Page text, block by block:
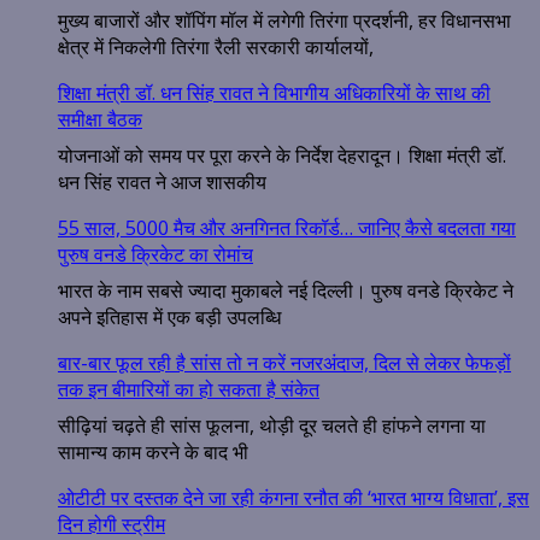
मुख्य बाजारों और शॉपिंग मॉल में लगेगी तिरंगा प्रदर्शनी, हर विधानसभा
क्षेत्र में निकलेगी तिरंगा रैली सरकारी कार्यालयों,
शिक्षा मंत्री डॉ. धन सिंह रावत ने विभागीय अधिकारियों के साथ की
समीक्षा बैठक
योजनाओं को समय पर पूरा करने के निर्देश देहरादून। शिक्षा मंत्री डॉ.
धन सिंह रावत ने आज शासकीय
55 साल, 5000 मैच और अनगिनत रिकॉर्ड… जानिए कैसे बदलता गया
पुरुष वनडे क्रिकेट का रोमांच
भारत के नाम सबसे ज्यादा मुकाबले नई दिल्ली। पुरुष वनडे क्रिकेट ने
अपने इतिहास में एक बड़ी उपलब्धि
बार-बार फूल रही है सांस तो न करें नजरअंदाज, दिल से लेकर फेफड़ों
तक इन बीमारियों का हो सकता है संकेत
सीढ़ियां चढ़ते ही सांस फूलना, थोड़ी दूर चलते ही हांफने लगना या
सामान्य काम करने के बाद भी
ओटीटी पर दस्तक देने जा रही कंगना रनौत की ‘भारत भाग्य विधाता’, इस
दिन होगी स्ट्रीम